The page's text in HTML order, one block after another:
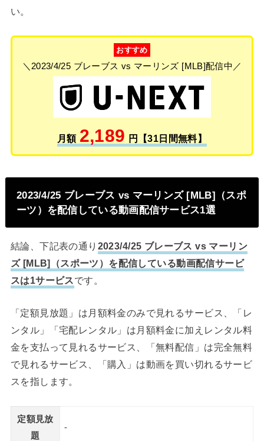
い。
おすすめ
＼2023/4/25 ブレーブス vs マーリンズ [MLB]配信中／
月額 2,189 円【31日間無料】
2023/4/25 ブレーブス vs マーリンズ [MLB]（スポ
ーツ）を配信している動画配信サービス1選
結論、下記表の通り 2023/4/25 ブレーブス vs マーリン
ズ [MLB]（スポーツ）を配信している動画配信サービ
スは1サービスです。
「定額見放題」は月額料金のみで見れるサービス、「レ
ンタル」「宅配レンタル」は月額料金に加えレンタル料
金を支払って見れるサービス、「無料配信」は完全無料
で見れるサービス、「購入」は動画を買い切れるサービ
スを指します。
定額見放
題
-